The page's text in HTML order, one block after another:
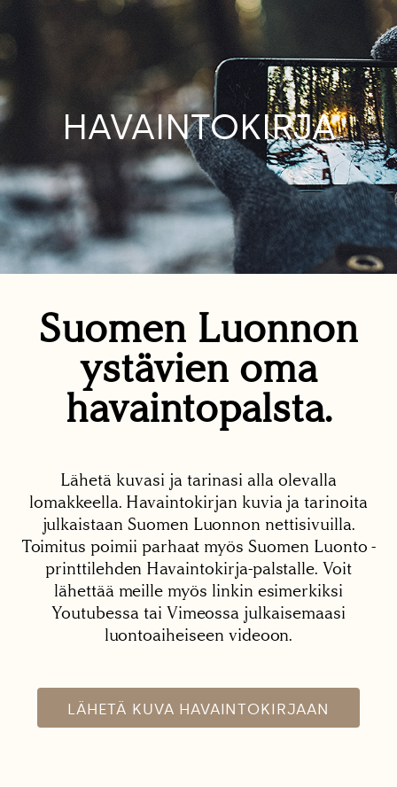
HAVAINTOKIRJA
Suomen Luonnon
ystävien oma
havaintopalsta.
Lähetä kuvasi ja tarinasi alla olevalla
lomakkeella. Havaintokirjan kuvia ja tarinoita
julkaistaan Suomen Luonnon nettisivuilla.
Toimitus poimii parhaat myös Suomen Luonto -
printtilehden Havaintokirja-palstalle. Voit
lähettää meille myös linkin esimerkiksi
Youtubessa tai Vimeossa julkaisemaasi
luontoaiheiseen videoon.
LÄHETÄ KUVA HAVAINTOKIRJAAN